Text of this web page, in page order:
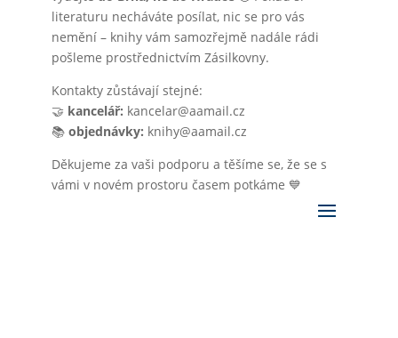
literaturu necháváte posílat, nic se pro vás
nemění – knihy vám samozřejmě nadále rádi
pošleme prostřednictvím Zásilkovny.
Kontakty zůstávají stejné:
🤝 kancelář: kancelar@aamail.cz
📚 objednávky: knihy@aamail.cz
Děkujeme za vaši podporu a těšíme se, že se s
vámi v novém prostoru časem potkáme 💙